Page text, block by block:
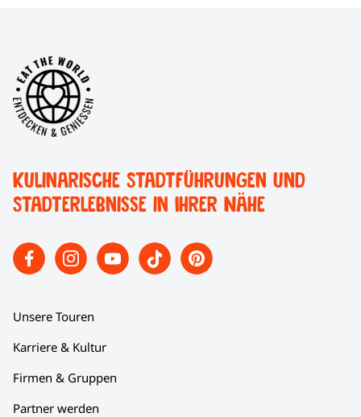
Kulinarische Stadtführungen und
Stadterlebnisse in Ihrer Nähe
Unsere Touren
Karriere & Kultur
Firmen & Gruppen
Partner werden